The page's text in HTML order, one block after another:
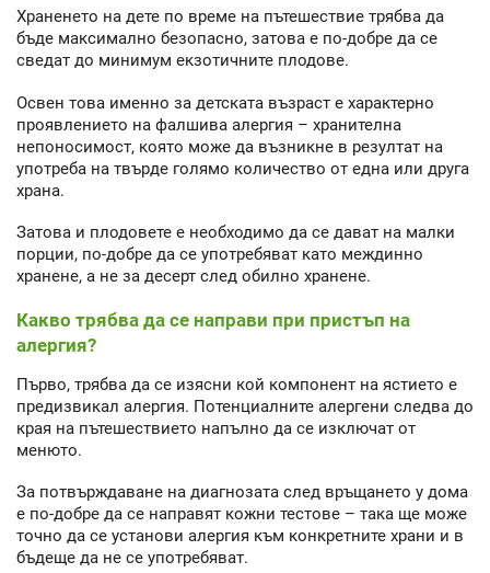
Храненето на дете по време на пътешествие трябва да
бъде максимално безопасно, затова е по-добре да се
сведат до минимум екзотичните плодове.
Освен това именно за детската възраст е характерно
проявлението на фалшива алергия – хранителна
непоносимост, която може да възникне в резултат на
употреба на твърде голямо количество от една или друга
храна.
Затова и плодовете е необходимо да се дават на малки
порции, по-добре да се употребяват като междинно
хранене, а не за десерт след обилно хранене.
Какво трябва да се направи при пристъп на
алергия?
Първо, трябва да се изясни кой компонент на ястието е
предизвикал алергия. Потенциалните алергени следва до
края на пътешествието напълно да се изключат от
менюто.
За потвърждаване на диагнозата след връщането у дома
е по-добре да се направят кожни тестове – така ще може
точно да се установи алергия към конкретните храни и в
бъдеще да не се употребяват.